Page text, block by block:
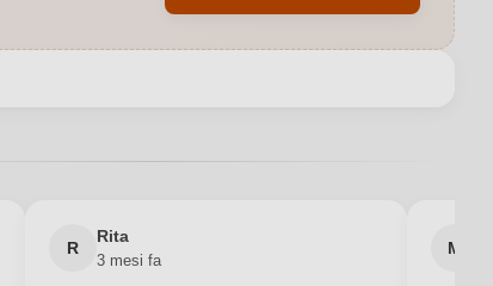
13 %
R
Rita
3 mesi fa
M